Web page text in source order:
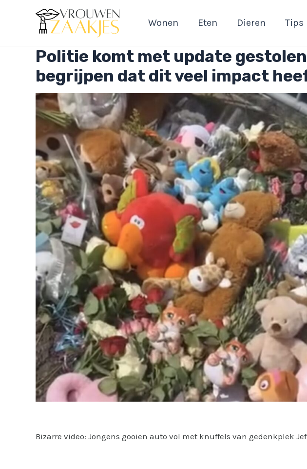
Wonen Eten Dieren Tips
Politie komt met update gestolen
begrijpen dat dit veel impact
Bizarre video: Jongens gooien auto vol met knuffels van gedenkplek